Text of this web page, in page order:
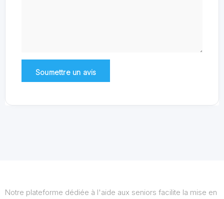
Notre plateforme dédiée à l'aide aux seniors facilite la mise en